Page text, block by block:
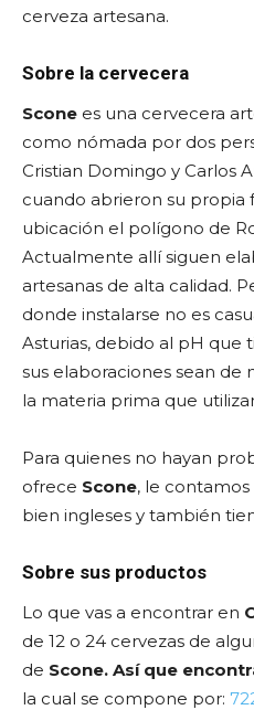
cerveza artesana.
Sobre la cervecera
Scone es una cervecera
como nómada por dos
Cristian Domingo y Carlos
cuando abrieron su propia
ubicación el polígono de
Actualmente allí siguen
artesanas de alta calidad.
donde instalarse no es
Asturias, debido al pH que
sus elaboraciones sean de
la materia prima que
Para quienes no hayan
ofrece Scone, le
bien ingleses y también
Sobre sus productos
Lo que vas a encontrar en
de 12 o 24 cervezas de
de Scone. Así que
la cual se compone por: